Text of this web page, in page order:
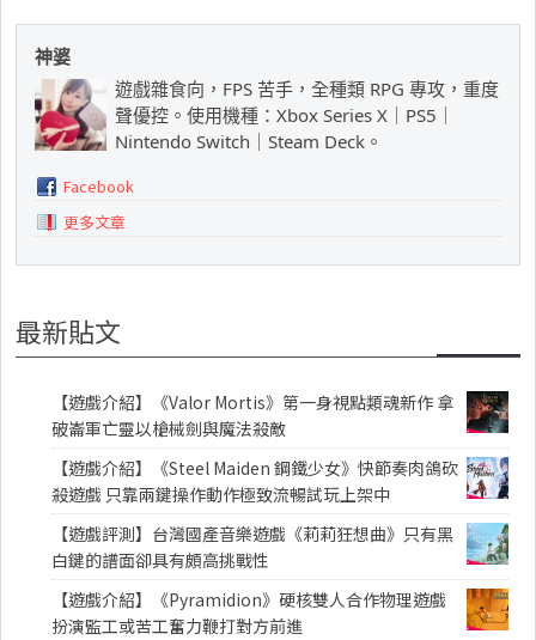
神婆
遊戲雜食向，FPS 苦手，全種類 RPG 專攻，重度
聲優控。使用機種：Xbox Series X｜PS5｜
Nintendo Switch｜Steam Deck。
Facebook
更多文章
最新貼文
【遊戲介紹】《Valor Mortis》第一身視點類魂新作 拿
破崙軍亡靈以槍械劍與魔法殺敵
【遊戲介紹】《Steel Maiden 鋼鐵少女》快節奏肉鴿砍
殺遊戲 只靠兩鍵操作動作極致流暢試玩上架中
【遊戲評測】台灣國產音樂遊戲《莉莉狂想曲》只有黑
白鍵的譜面卻具有頗高挑戰性
【遊戲介紹】《Pyramidion》硬核雙人合作物理遊戲
扮演監工或苦工奮力鞭打對方前進